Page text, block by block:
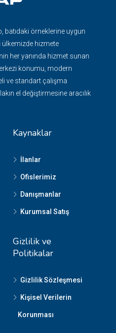
batıdaki örneklerine uygun
ülkemizde hizmete
her yanında hizmet sunan
konumu, modern
ve standart çalışma
el değiştirmesine aracılık
Kaynaklar
İlanlar
Ofislerimiz
Danışmanlar
Kurumsal Satış
Gizlilik ve
Politikalar
Gizlilik Sözleşmesi
Kişisel Verilerin
Korunması